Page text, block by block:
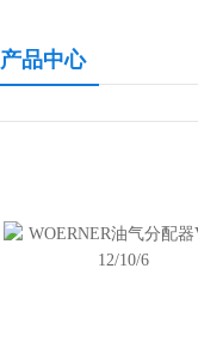
产品中心